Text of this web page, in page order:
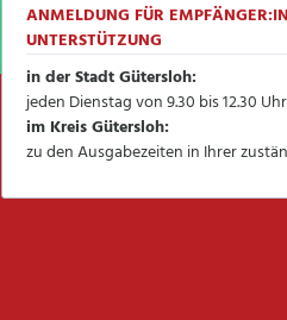
ANMELDUNG FÜR
UNTERSTÜTZUNG
in der Stadt Gütersloh:
jeden Dienstag von 9.30 bis 12.30
im Kreis Gütersloh:
zu den Ausgabezeiten in Ihrer